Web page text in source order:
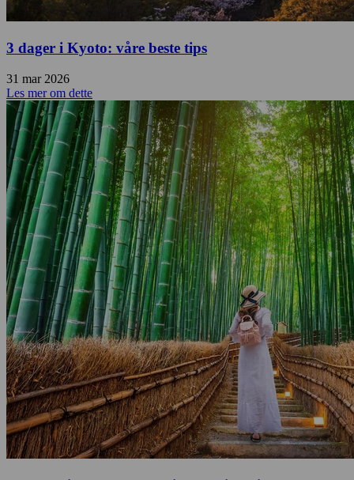
3 dager i Kyoto: våre beste tips
31 mar 2026
Les mer om dette